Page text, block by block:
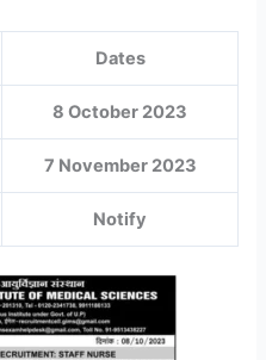
Dates
8 October 2023
7 November 2023
Notify